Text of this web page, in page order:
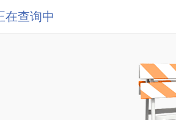
在查询中